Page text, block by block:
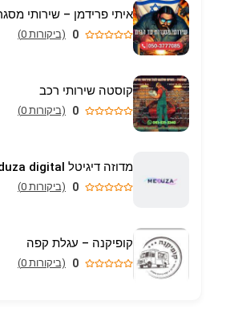
0 (ביקורות 0)
קוסטה שירותי רכב
0 (ביקורות 0)
מדוזה דיגיטל Meduza digital
0 (ביקורות 0)
קופיקנה – עגלת קפה
0 (ביקורות 0)